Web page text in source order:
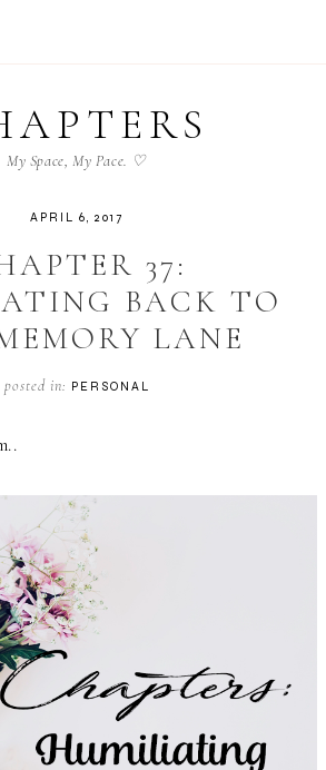
My Space, My Pace. ♡
APRIL 6, 2017
37:
BACK TO
LANE
posted in: PERSONAL